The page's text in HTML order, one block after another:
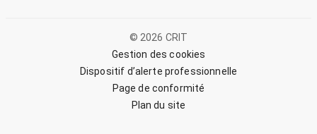
© 2026 CRIT
Gestion des cookies
Dispositif d’alerte professionnelle
Page de conformité
Plan du site